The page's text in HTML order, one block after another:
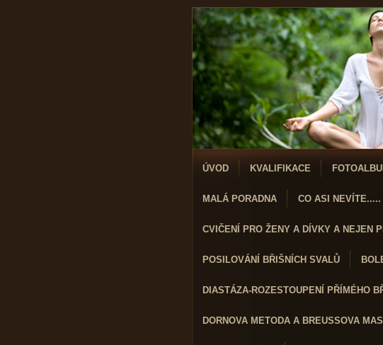
ÚVOD KVALIFIKACE
MALÁ PORADNA CO ASI NEVÍTE.....
CVIČENÍ PRO ŽENY A DÍVKY A NEJEN
POSILOVÁNÍ BŘIŠNÍCH SVALŮ
DIASTÁZA-ROZESTOUPENÍ PŘÍMÉHO
DORNOVA METODA A BREUSSOVA